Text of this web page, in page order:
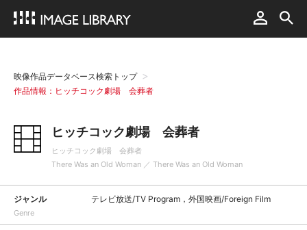
映像作品データベース検索トップ
作品情報：ヒッチコック劇場 会葬者
ヒッチコック劇場 会葬者
ヒッチコック劇場 会葬者
There Was an Old Woman ／ There Was an Old Woman
ジャンル
Genre
テレビ放送/TV Program，外国映画/Foreign Film